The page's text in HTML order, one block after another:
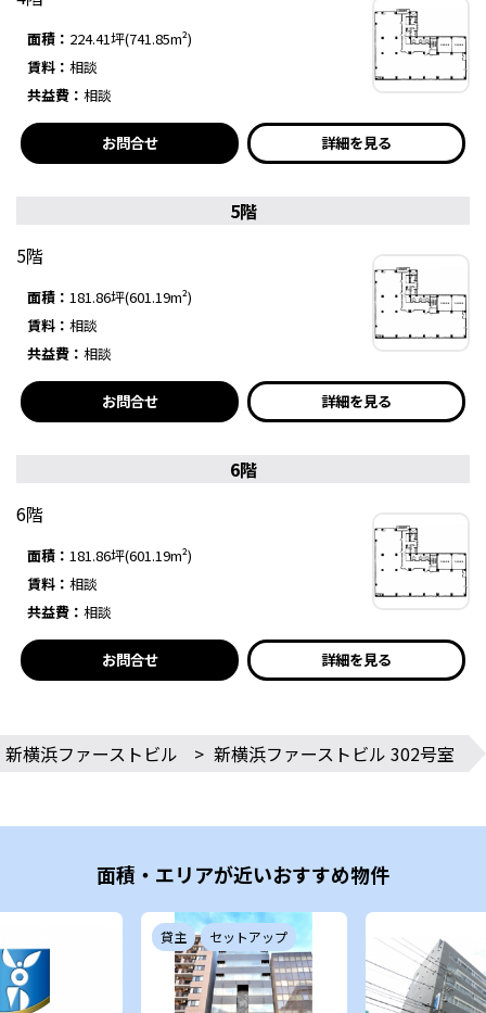
面積： 224.41坪(741.85m²)
賃料： 相談
共益費： 相談
お問合せ 詳細を見る
5階
5階
面積： 181.86坪(601.19m²)
賃料： 相談
共益費： 相談
お問合せ 詳細を見る
6階
6階
面積： 181.86坪(601.19m²)
賃料： 相談
共益費： 相談
お問合せ 詳細を見る
新横浜ファーストビル > 新横浜ファーストビル 302号室
面積・エリアが近いおすすめ物件
貸主 セットアップ